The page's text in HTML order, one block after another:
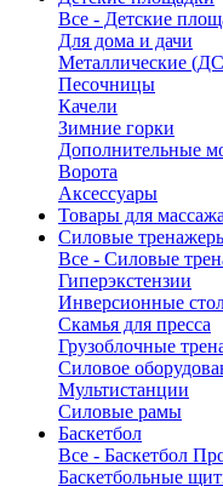
Все - Детские
Для дома и дачи
Металлические
Песочницы
Качели
Зимние горки
Дополнительные
Ворота
Аксессуары
Товары для массажа
Силовые
Все - Силовые
Гиперэкстензии
Инверсионные
Скамья для пресса
Грузоблочные
Силовое
Мультистанции
Силовые рамы
Баскетбол
Все - Баскетбол
Баскетбольные